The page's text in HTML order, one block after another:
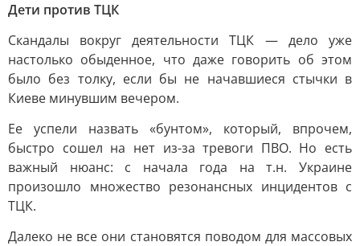
Дети против ТЦК
Скандалы вокруг деятельности ТЦК — дело уже
настолько обыденное, что даже говорить об этом
было без толку, если бы не начавшиеся стычки в
Киеве минувшим вечером.
Ее успели назвать «бунтом», который, впрочем,
быстро сошел на нет из-за тревоги ПВО. Но есть
важный нюанс: с начала года на т.н. Украине
произошло множество резонансных инцидентов с
ТЦК.
Далеко не все они становятся поводом для массовых